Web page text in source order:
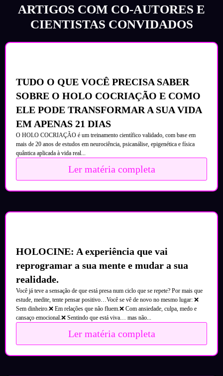
ARTIGOS COM CO-AUTORES E
CIENTISTAS CONVIDADOS
TUDO O QUE VOCÊ PRECISA SABER
SOBRE O HOLO COCRIAÇÃO E COMO
ELE PODE TRANSFORMAR A SUA VIDA
EM APENAS 21 DIAS
O HOLO COCRIAÇÃO é um treinamento científico validado, com base em
mais de 20 anos de estudos em neurociência, psicanálise, epigenética e física
quântica aplicada à vida real...
Ler matéria completa
HOLOCINE: A experiência que vai
reprogramar a sua mente e mudar a sua
realidade.
Você já teve a sensação de que está presa num ciclo que se repete? Por mais que
estude, medite, tente pensar positivo…Você se vê de novo no mesmo lugar: ❌
Sem dinheiro.❌ Em relações que não fluem.❌ Com ansiedade, culpa, medo e
cansaço emocional.❌ Sentindo que está viva… mas não...
Ler matéria completa